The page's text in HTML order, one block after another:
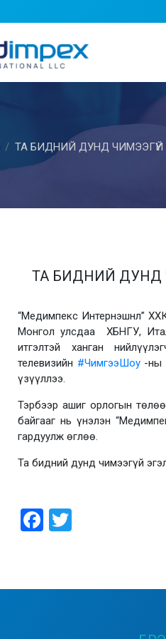
ТА БИДНИЙ ДУНД
ТА БИДНИЙ ДУНД
“Медимпекс Интернэшнл”
Монгол улсдаа ХБНГУ,
итгэлтэй ханган
телевизийн #ЧимгээШоу-ны
үзүүллээ.
Тэрбээр ашиг орлогын
байгааг нь үнэлэн
гардуулж өглөө.
Та бидний дунд чимээгүй
Facebook